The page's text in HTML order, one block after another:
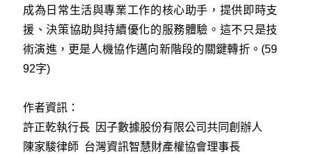
成為日常生活與專業工作的核心助手，提供即時支
援、決策協助與持續優化的服務體驗。這不只是技
術演進，更是人機協作邁向新階段的關鍵轉折。(59
92字)
作者資訊：
許正乾執行長 因子數據股份有限公司共同創辦人
陳家駿律師 台灣資訊智慧財產權協會理事長